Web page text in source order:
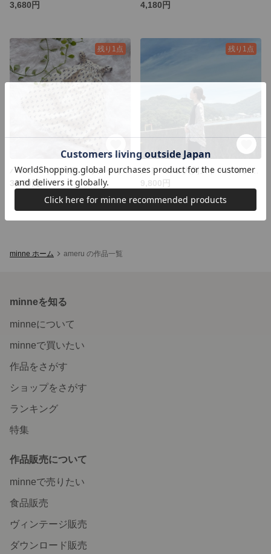
3,680円 4,180円
残り1点
ハンドメイド犬服 マリンイカリ柄 タンクトップ ナチュラル コットン
3,680円
残り1点
ストール🧣大判ストール🧣シフォンストール🧣グレー🧣ハンドメイド
9,800円
minne ホーム ameru の作品一覧
minneを知る
minneについて
minneで買いたい
作品をさがす
ショップをさがす
ランキング
特集
作品販売について
minneで売りたい
食品販売
ヴィンテージ販売
ダウンロード販売